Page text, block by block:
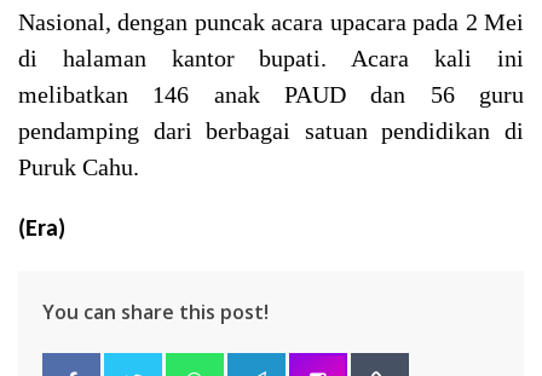
Nasional, dengan puncak acara upacara pada 2 Mei
di halaman kantor bupati. Acara kali ini
melibatkan 146 anak PAUD dan 56 guru
pendamping dari berbagai satuan pendidikan di
Puruk Cahu.
(Era)
You can share this post!